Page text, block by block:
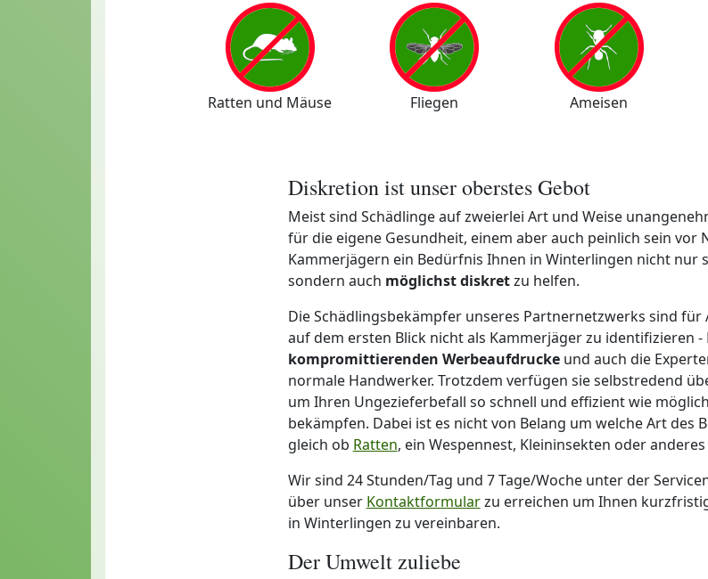
Ratten und Mäuse Fliegen Ameisen
Diskretion ist unser oberstes Gebot
Meist sind Schädlinge auf zweierlei Art und Weise
für die eigene Gesundheit, einem aber auch peinlich sein vor
Kammerjägern ein Bedürfnis Ihnen in Winterlingen nicht nur
sondern auch möglichst diskretzu helfen.
Die Schädlingsbekämpfer unseres Partnernetzwerks sind für
auf dem ersten Blick nicht als Kammerjäger zu identifizieren
kompromittierenden Werbeaufdruckeund auch die
normale Handwerker. Trotzdem verfügen sie selbstredend
um Ihren Ungezieferbefall so schnell und effizient wie
bekämpfen. Dabei ist es nicht von Belang um welche Art des
gleich ob Ratten, ein Wespennest, Kleininsekten oder
Wir sind 24 Stunden/Tag und 7 Tage/Woche unter der
über unser Kontaktformularzu erreichen um Ihnen
in Winterlingen zu vereinbaren.
Der Umwelt zuliebe